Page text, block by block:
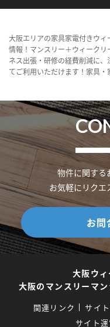
大阪エリアの家具家電付きウ
情報！マンスリー＋ウィーク
ネス出張・研修の経費削減に
てご利用いただけます！家具・
物件に関する
お気軽にリクエ
お問
大阪ウ
大阪のマンスリーマ
関連リンク サイ
サイト